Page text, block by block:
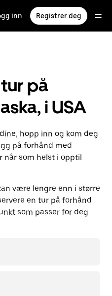
inn Registrer deg
på
i USA
hopp inn og kom deg
på forhånd med
når som helst i opptil
være lengre enn i større
en tur på forhånd
som passer for deg.